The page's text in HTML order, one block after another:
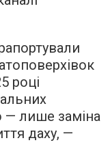
році
— лише заміна
даху, —